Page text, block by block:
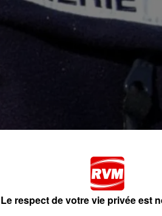
Le respect de votre vie privée est